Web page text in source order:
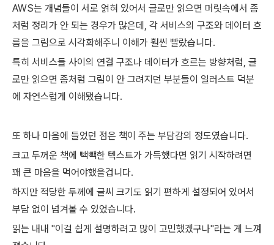
AWS는 개념들이 서로 얽혀 있어서 글로만 읽으면 머릿속에서 좀
처럼 정리가 안 되는 경우가 많은데, 각 서비스의 구조와 데이터 흐
름을 그림으로 시각화해주니 이해가 훨씬 빨랐습니다.
특히 서비스들 사이의 연결 구조나 데이터가 흐르는 방향처럼, 글
로만 읽으면 좀처럼 그림이 안 그려지던 부분들이 일러스트 덕분
에 자연스럽게 이해됐습니다.
또 하나 마음에 들었던 점은 책이 주는 부담감의 정도였습니다.
크고 두꺼운 책에 빽빽한 텍스트가 가득했다면 읽기 시작하려면
꽤 큰 마음을 먹어야했을겁니다.
하지만 적당한 두께에 글씨 크기도 읽기 편하게 설정되어 있어서
부담 없이 넘겨볼 수 있었습니다.
읽는 내내 "이걸 쉽게 설명하려고 많이 고민했겠구나"라는 게 느껴